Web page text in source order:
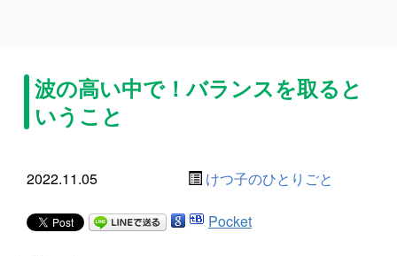
波の高い中で！バランスを取ると
いうこと
2022.11.05 けつ子のひとりごと
Pocket